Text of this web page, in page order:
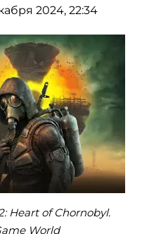
2024, 22:34
Heart of Chornobyl.
World